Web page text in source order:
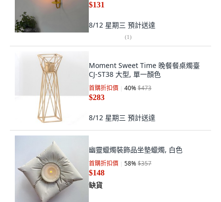
$131
8/12 星期三 預計送達
(1)
Moment Sweet Time 晚餐餐桌燭臺
CJ-ST38 大型, 單一顏色
首購折扣價 40%$473
$283
8/12 星期三 預計送達
幽靈蠟燭裝飾品坐墊蠟燭, 白色
首購折扣價 58%$357
$148
缺貨